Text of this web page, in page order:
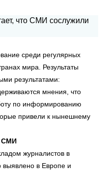
среди регулярных
мира. Результаты
результатами:
мнения, что
по информированию
привели к нынешнему
СМИ
журналистов в
в Европе и